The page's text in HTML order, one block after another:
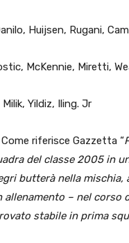
Huijsen, Rugani,
McKennie, Miretti,
Yildiz, Iling. Jr
Come riferisce Gazzetta “
del classe 2005 in
butterà nella
– nel corso
stabile in prima